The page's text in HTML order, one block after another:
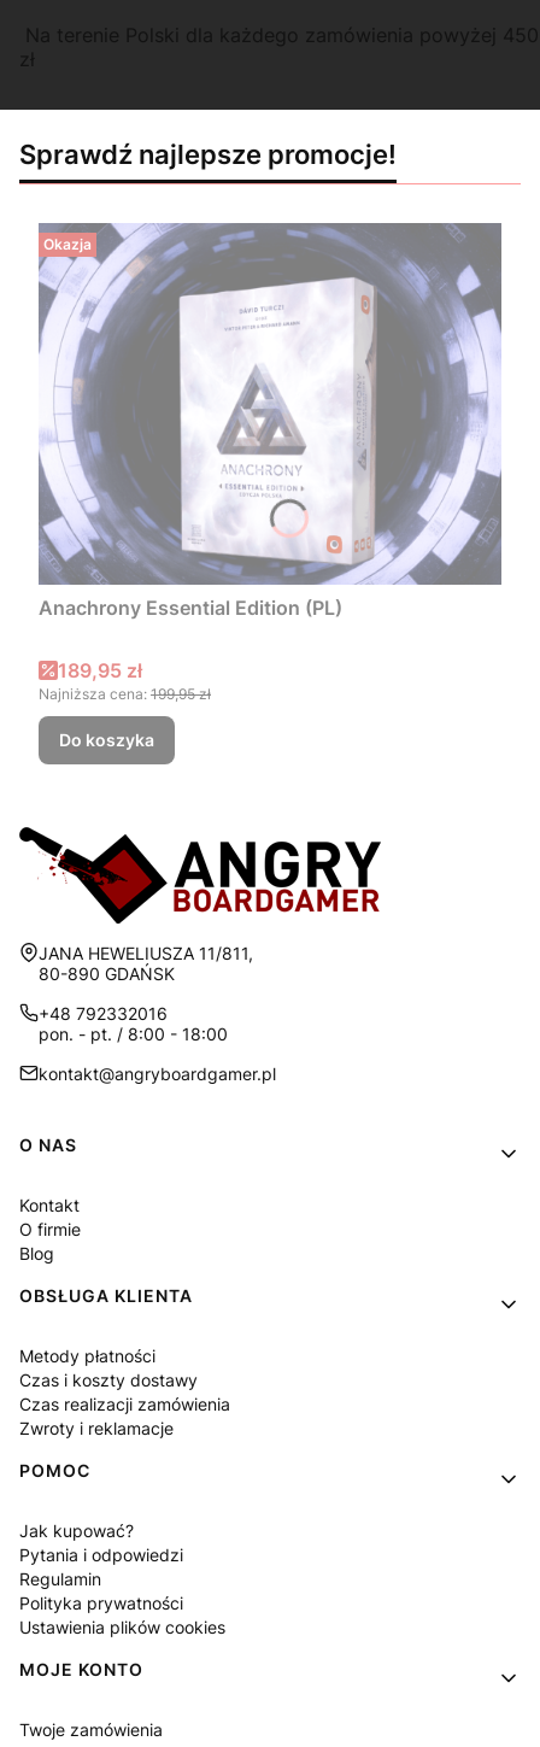
Na terenie Polski dla każdego zamówienia powyżej 450
zł
Sprawdź najlepsze promocje!
Okazja
Anachrony Essential Edition (PL)
Cena promocyjna
189,95 zł
Najniższa cena: 199,95 zł
Do koszyka
Adres:
JANA HEWELIUSZA 11/811,
80-890 GDAŃSK
+48 792332016
pon. - pt. / 8:00 - 18:00
kontakt@angryboardgamer.pl
Linki w stopce
O NAS
Kontakt
O firmie
Blog
OBSŁUGA KLIENTA
Metody płatności
Czas i koszty dostawy
Czas realizacji zamówienia
Zwroty i reklamacje
POMOC
Jak kupować?
Pytania i odpowiedzi
Regulamin
Polityka prywatności
Ustawienia plików cookies
MOJE KONTO
Twoje zamówienia